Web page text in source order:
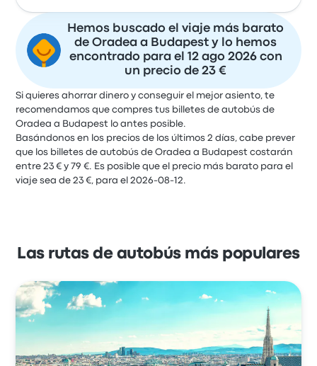
Hemos buscado el viaje más barato
de Oradea a Budapest y lo hemos
encontrado para el 12 ago 2026 con
un precio de 23 €
Si quieres ahorrar dinero y conseguir el mejor asiento, te
recomendamos que compres tus billetes de autobús de
Oradea a Budapest lo antes posible.
Basándonos en los precios de los últimos 2 días, cabe prever
que los billetes de autobús de Oradea a Budapest costarán
entre 23 € y 79 €. Es posible que el precio más barato para el
viaje sea de 23 €, para el 2026-08-12.
Las rutas de autobús más populares